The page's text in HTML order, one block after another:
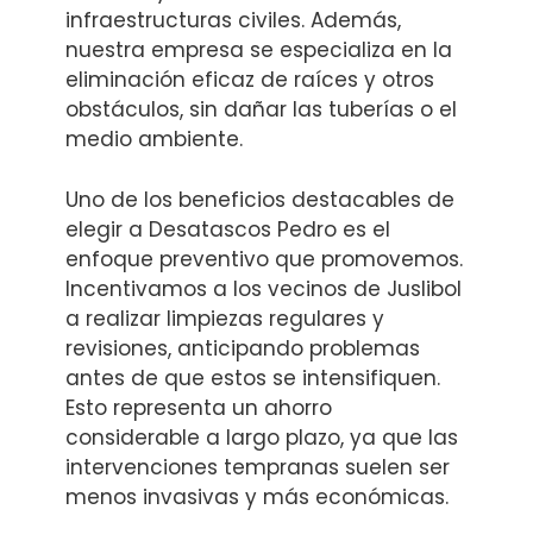
infraestructuras civiles. Además,
nuestra empresa se especializa en la
eliminación eficaz de raíces y otros
obstáculos, sin dañar las tuberías o el
medio ambiente.
Uno de los beneficios destacables de
elegir a Desatascos Pedro es el
enfoque preventivo que promovemos.
Incentivamos a los vecinos de Juslibol
a realizar limpiezas regulares y
revisiones, anticipando problemas
antes de que estos se intensifiquen.
Esto representa un ahorro
considerable a largo plazo, ya que las
intervenciones tempranas suelen ser
menos invasivas y más económicas.